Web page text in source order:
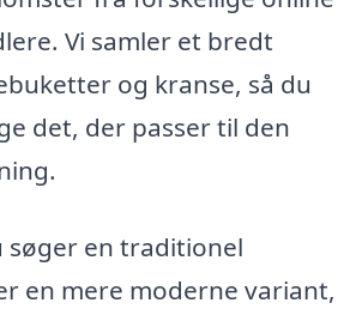
Vi samler et bredt
og kranse, så du
det, der passer til den
søger en traditionel
en mere moderne variant,